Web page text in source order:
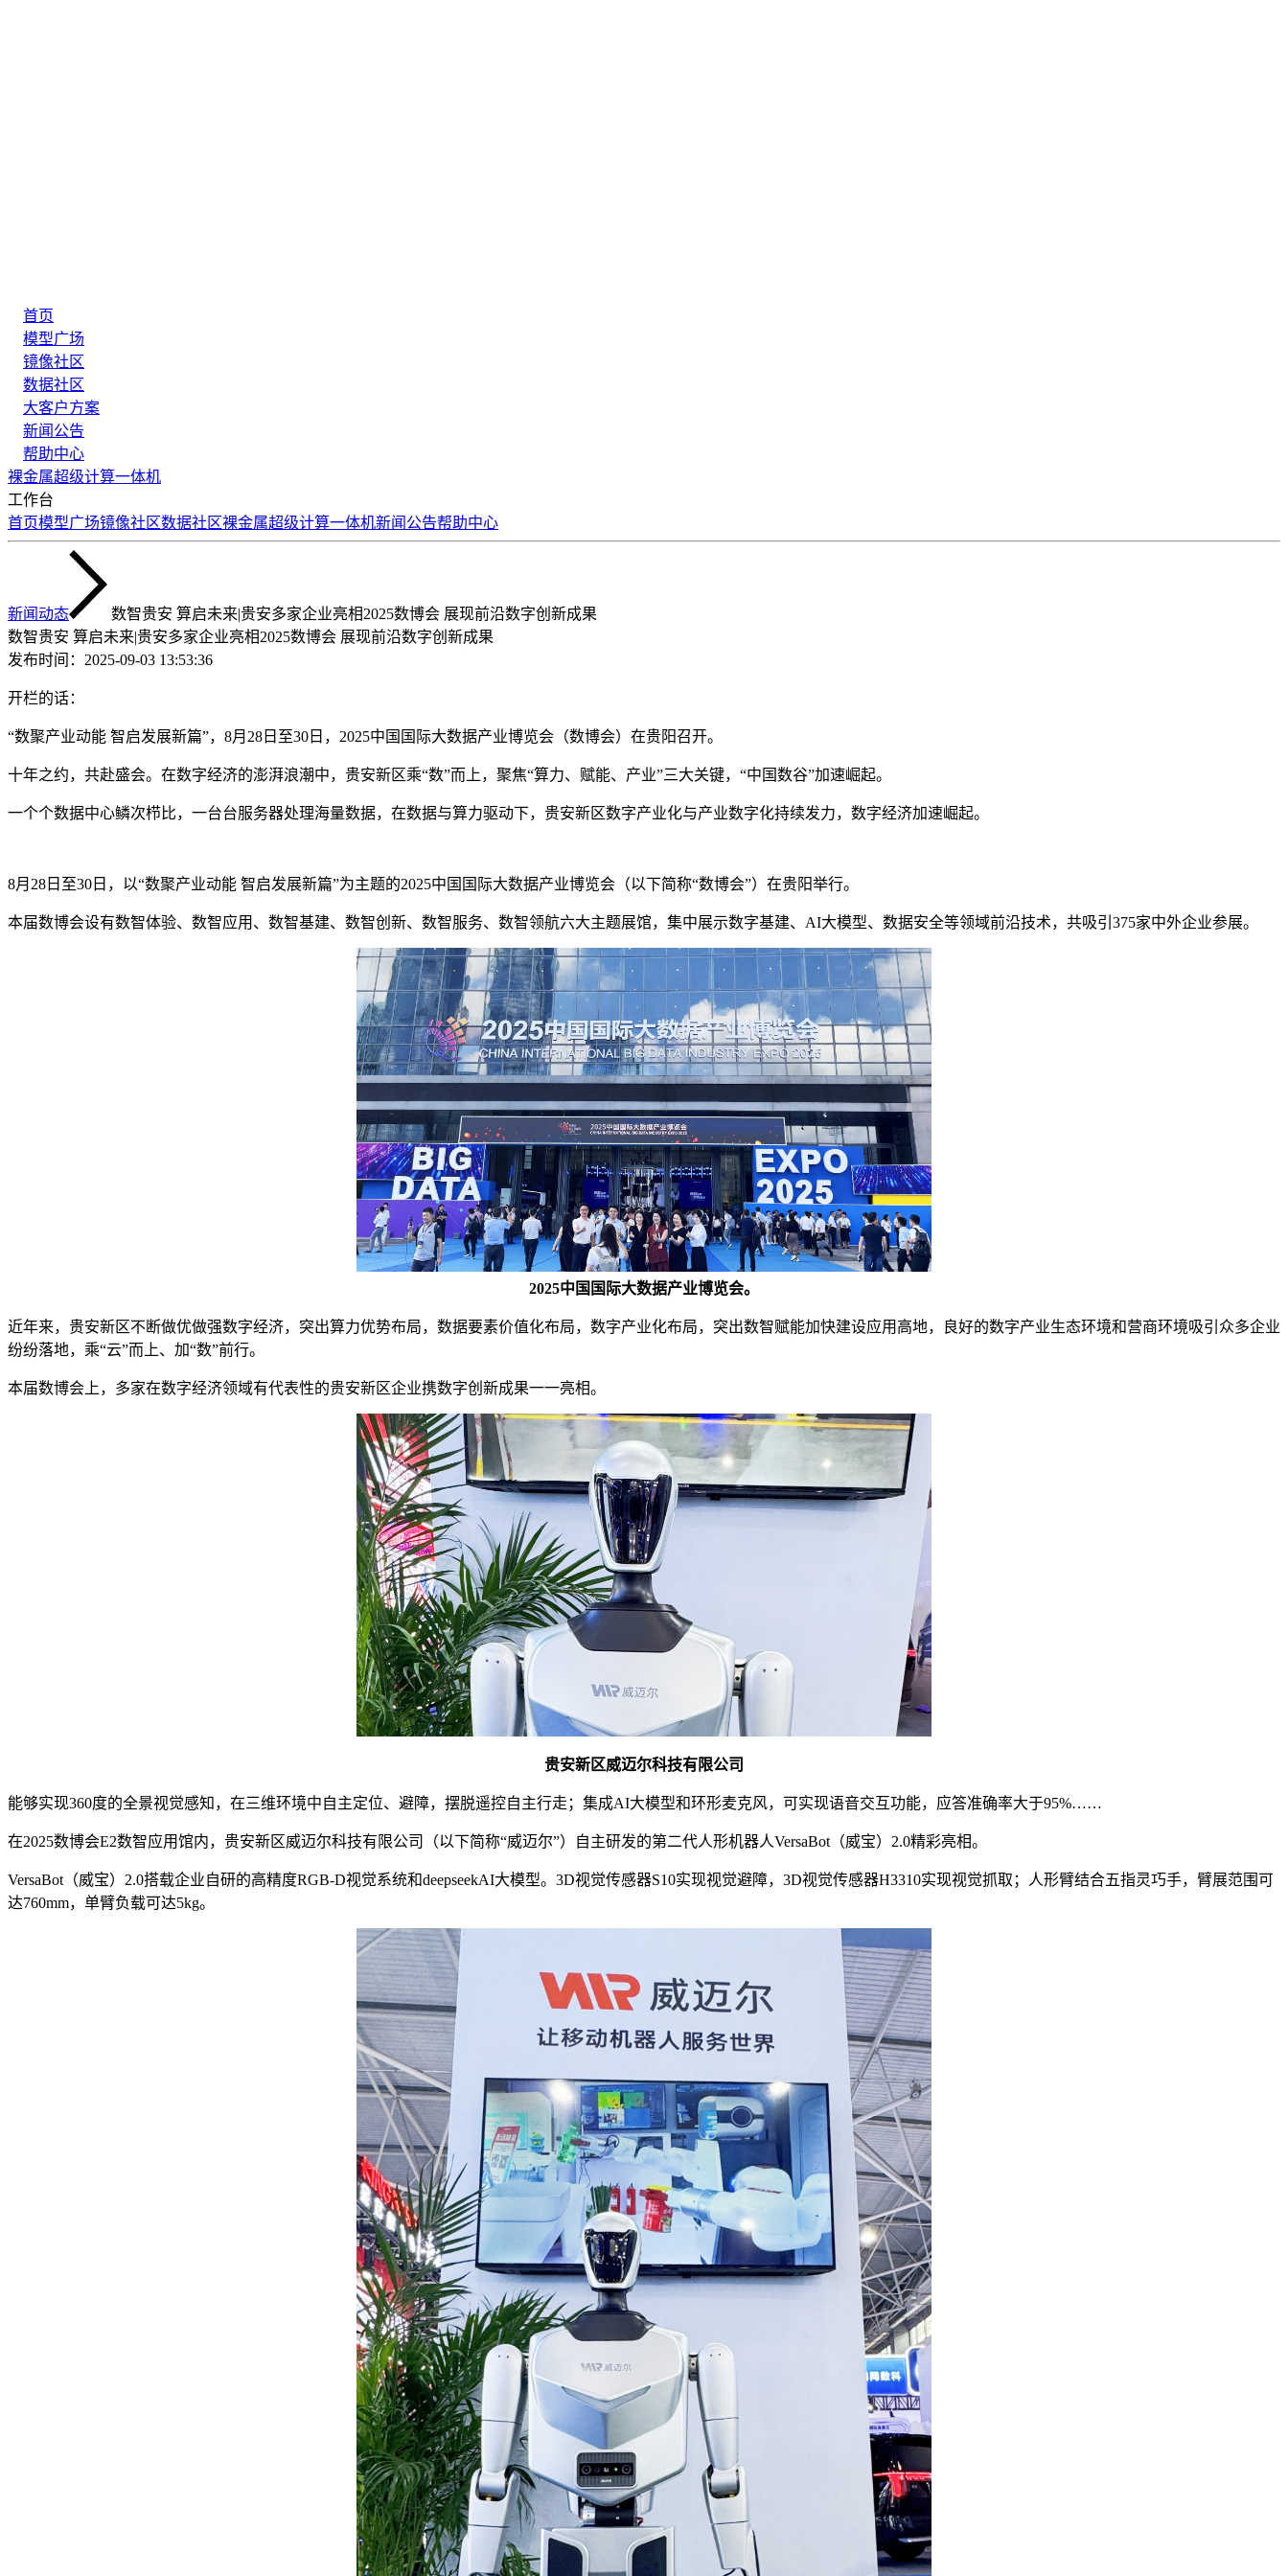
首页
模型广场
镜像社区
数据社区
大客户方案
新闻公告
帮助中心
裸金属超级计算一体机
工作台
首页模型广场镜像社区数据社区裸金属超级计算一体机新闻公告帮助中心
新闻动态
数智贵安 算启未来|贵安多家企业亮相2025数博会 展现前沿数字创新成果
数智贵安 算启未来|贵安多家企业亮相2025数博会 展现前沿数字创新成果
发布时间： 2025-09-03 13:53:36
开栏的话：
“数聚产业动能 智启发展新篇”，8月28日至30日，2025中国国际大数据产业博览会（数博会）在贵阳召开。
十年之约，共赴盛会。在数字经济的澎湃浪潮中，贵安新区乘“数”而上，聚焦“算力、赋能、产业”三大关键，“中国数谷”加速崛起。
一个个数据中心鳞次栉比，一台台服务器处理海量数据，在数据与算力驱动下，贵安新区数字产业化与产业数字化持续发力，数字经济加速崛起。
8月28日至30日，以“数聚产业动能 智启发展新篇”为主题的2025中国国际大数据产业博览会（以下简称“数博会”）在贵阳举行。
本届数博会设有数智体验、数智应用、数智基建、数智创新、数智服务、数智领航六大主题展馆，集中展示数字基建、AI大模型、数据安全等领域前沿技术，共吸引375家中外企业参展。
2025中国国际大数据产业博览会。
近年来，贵安新区不断做优做强数字经济，突出算力优势布局，数据要素价值化布局，数字产业化布局，突出数智赋能加快建设应用高地，良好的数字产业生态环境和营商环境吸引众多企业
纷纷落地，乘“云”而上、加“数”前行。
本届数博会上，多家在数字经济领域有代表性的贵安新区企业携数字创新成果一一亮相。
贵安新区威迈尔科技有限公司
能够实现360度的全景视觉感知，在三维环境中自主定位、避障，摆脱遥控自主行走；集成AI大模型和环形麦克风，可实现语音交互功能，应答准确率大于95%……
在2025数博会E2数智应用馆内，贵安新区威迈尔科技有限公司（以下简称“威迈尔”）自主研发的第二代人形机器人VersaBot（威宝）2.0精彩亮相。
VersaBot（威宝）2.0搭载企业自研的高精度RGB-D视觉系统和deepseekAI大模型。3D视觉传感器S10实现视觉避障，3D视觉传感器H3310实现视觉抓取；人形臂结合五指灵巧手，臂展范围可
达760mm，单臂负载可达5kg。